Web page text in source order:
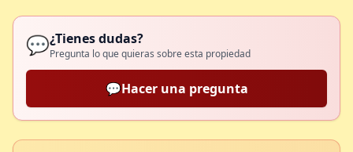
💬¿Tienes dudas?
Pregunta lo que quieras sobre esta propiedad
💬Hacer una pregunta